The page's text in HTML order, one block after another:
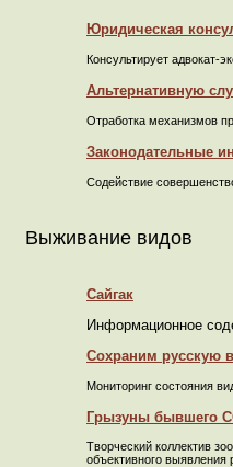
Юридическая
Консультирует адвокат-
Альтернативную
Отработка механизмов
Законодательные
Содействие
Выживание видов
Сайгак
Информационное
Сохраним русскую
Мониторинг состояния
Грызуны бывшего
Творческий коллектив
объективного